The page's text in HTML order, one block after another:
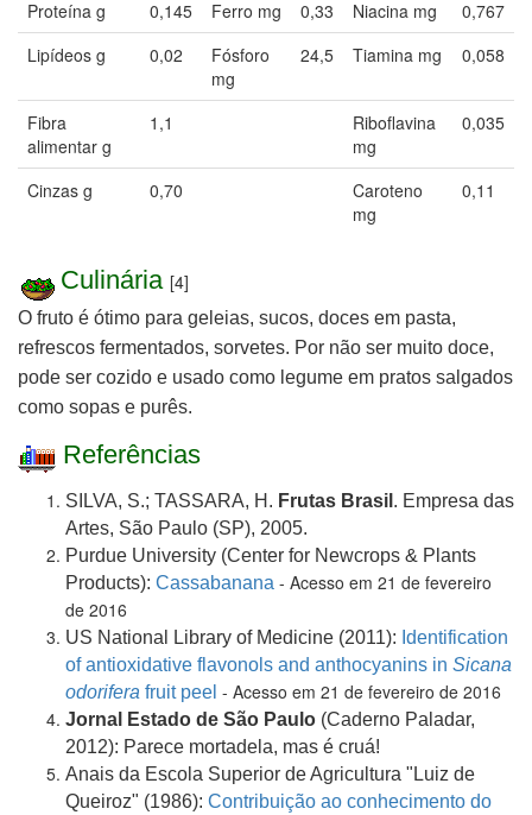
Proteína g 0,145 Ferro mg 0,33 Niacina mg
0,767
Lipídeos g
0,02
Fósforo
mg
24,5 Tiamina mg 0,058
Fibra
alimentar g
1,1
Riboflavina
mg
0,035
Cinzas g 0,70
Caroteno
mg
0,11
Culinária [4]
O fruto é ótimo para geleias, sucos, doces em pasta,
refrescos fermentados, sorvetes. Por não ser muito doce,
pode ser cozido e usado como legume em pratos salgados
como sopas e purês.
Referências
SILVA, S.; TASSARA, H. Frutas Brasil . Empresa das
Artes, São Paulo (SP), 2005.
Purdue University (Center for Newcrops & Plants
Products): Cassabanana - Acesso em 21 de fevereiro
de 2016
US National Library of Medicine (2011): Identification
of antioxidative flavonols and anthocyanins in Sicana
odorifera fruit peel - Acesso em 21 de fevereiro de 2016
Jornal Estado de São Paulo (Caderno Paladar,
2012): Parece mortadela, mas é cruá!
Anais da Escola Superior de Agricultura "Luiz de
Queiroz" (1986): Contribuição ao conhecimento do